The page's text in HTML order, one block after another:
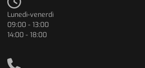
Lunedì-venerdì
09:00 - 13:00
14:00 - 18:00